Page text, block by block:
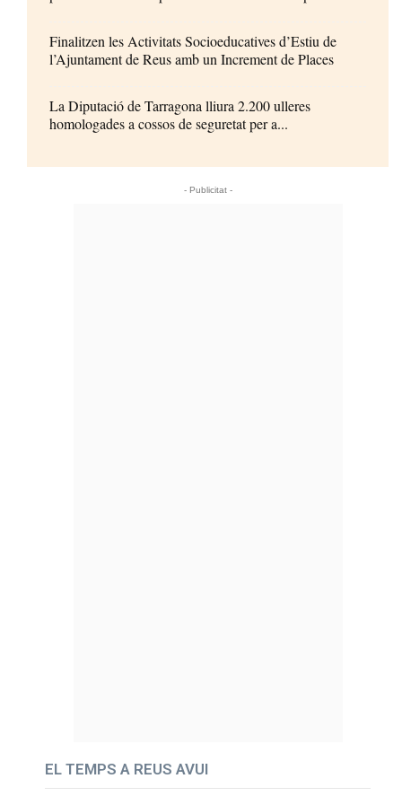
Finalitzen les Activitats Socioeducatives d’Estiu de
l’Ajuntament de Reus amb un Increment de Places
La Diputació de Tarragona lliura 2.200 ulleres
homologades a cossos de seguretat per a...
- Publicitat -
EL TEMPS A REUS AVUI